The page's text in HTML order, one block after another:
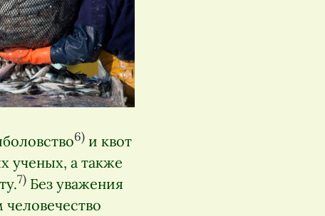
6) и квот
ученых, а также
7) Без уважения